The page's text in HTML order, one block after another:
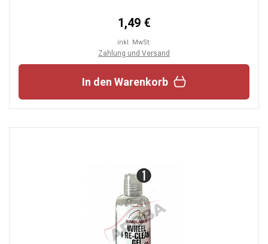
1,49 €
inkl. MwSt.
Zahlung und Versand
In den Warenkorb